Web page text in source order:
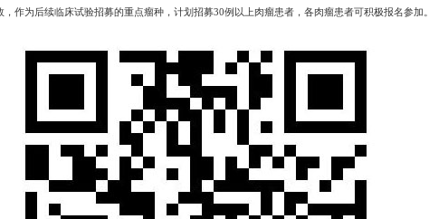
作为后续临床试验招募的重点瘤种，计划招募30例以上肉瘤患者，各肉瘤患者可积极报名参加。